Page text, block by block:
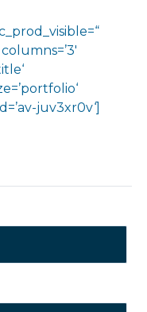
juv3xr0v‘]